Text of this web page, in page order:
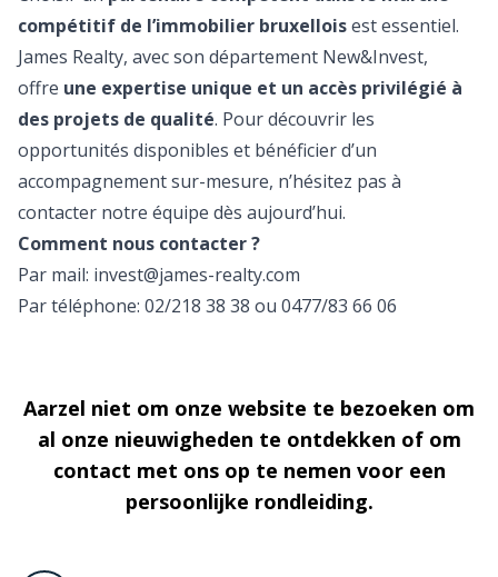
compétitif de l’immobilier bruxelloisest essentiel.
James Realty, avec son département New&Invest,
offre une expertise unique et un accès privilégié à
des projets de qualité. Pour découvrir les
opportunités disponibles et bénéficier d’un
accompagnement sur-mesure, n’hésitez pas à
contacter notre équipe dès aujourd’hui.
Comment nous contacter ?
Par mail: invest@james-realty.com
Par téléphone: 02/218 38 38 ou 0477/83 66 06
Aarzel niet om onze website te bezoeken om
al onze nieuwigheden te ontdekken of om
contact met ons op te nemen voor een
persoonlijke rondleiding.